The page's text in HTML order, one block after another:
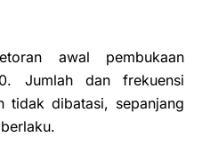
awal pembukaan
Jumlah dan frekuensi
tidak dibatasi, sepanjang